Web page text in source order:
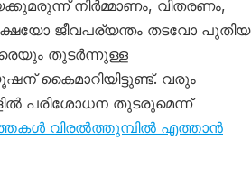
നിർമ്മാണം, വിതരണം,
ജീവപര്യന്തം തടവോ പുതിയ
തുടർന്നുള്ള
കൈമാറിയിട്ടുണ്ട്. വരും
പരിശോധന തുടരുമെന്ന്
വിരൽത്തുമ്പിൽ എത്താൻ